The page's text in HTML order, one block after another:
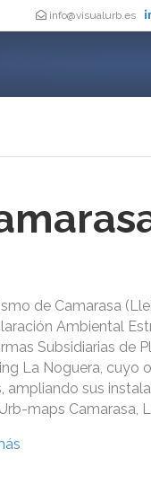
info@visualurb.es
de Camarasa
Ambiental
Subsidiarias de
La Noguera, cuyo
ampliando sus
maps Camarasa,